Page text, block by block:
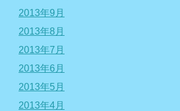
2013年9月
2013年8月
2013年7月
2013年6月
2013年5月
2013年4月